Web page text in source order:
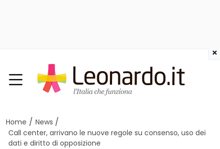
Home / News /
Call center, arrivano le nuove regole su consenso, uso dei
dati e diritto di opposizione
×